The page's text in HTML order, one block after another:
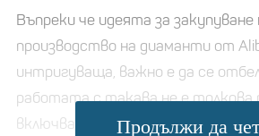
Въпреки че идеята за
производство на диаманти от
интригуваща, важно е да се
работата с такава не е толкова
включването й и гледането на
Продължи да